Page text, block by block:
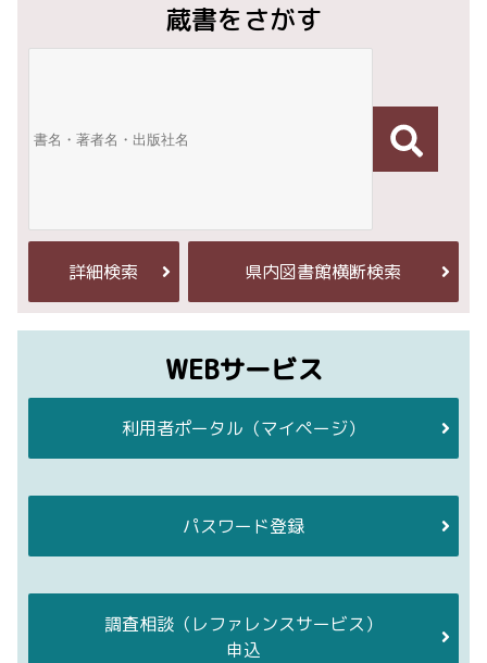
蔵書をさがす
詳細検索 県内図書館横断検索
WEBサービス
利用者ポータル （マイページ）
パスワード登録
調査相談 （レファレンスサービス）
申込